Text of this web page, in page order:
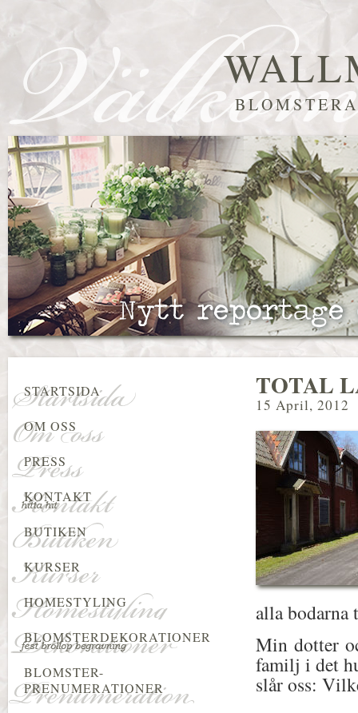
TOTAL
15 April, 2012
alla bodarna
Min dotter
familj i det
slår oss:
STARTSIDA
OM OSS
PRESS
KONTAKT
BUTIKEN
KURSER
HOMESTYLING
BLOMSTERDEKORATIONER
BLOMSTER-
PRENUMERATIONER